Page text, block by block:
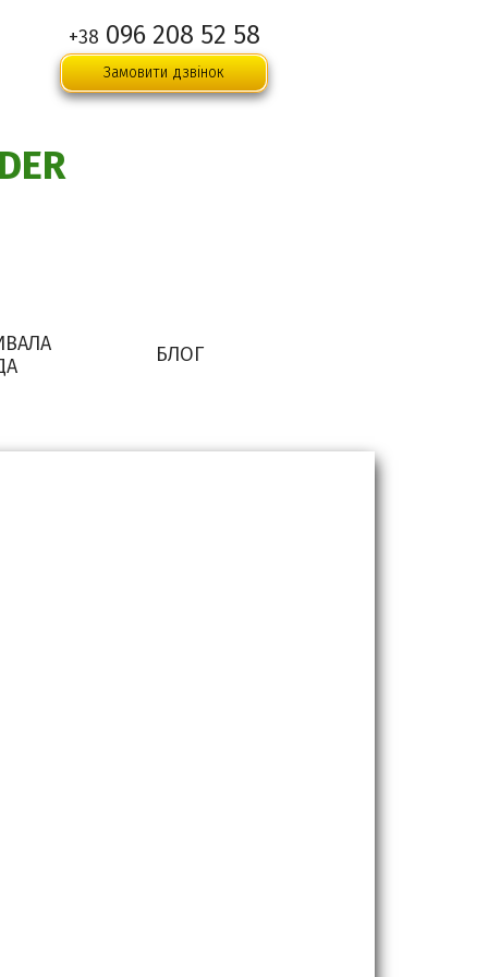
+38 096 208 52 58
Замовити дзвінок
БЛОГ